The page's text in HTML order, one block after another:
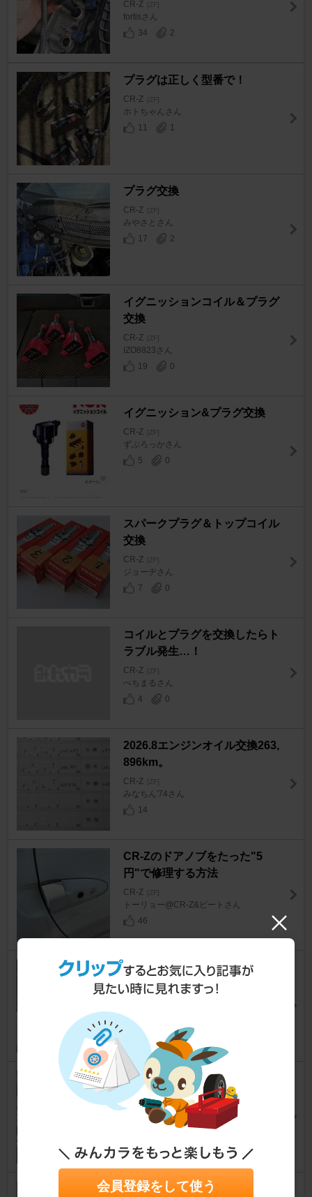
CR-Z [ZF]
fortisさん
34
2
プラグは正しく型番で！
CR-Z [ZF]
ホトちゃんさん
11
1
プラグ交換
CR-Z [ZF]
みやさとさん
17
2
イグニッションコイル＆プラグ
交換
CR-Z [ZF]
IZO8823さん
19
0
イグニッション&プラグ交換
CR-Z [ZF]
ずぶろっかさん
5
0
スパークプラグ＆トップコイル
交換
CR-Z [ZF]
ジョーヂさん
7
0
コイルとプラグを交換したらト
ラブル発生…！
CR-Z [ZF]
ぺちまるさん
4
0
2026.8エンジンオイル交換263,
896km。
CR-Z [ZF]
みなちん'74さん
14
CR-Zのドアノブをたった"5
円"で修理する方法
CR-Z [ZF]
トーリョー@CR-Z&ビートさん
46
助手席ドア水切り交換
CR-Z [ZF]
2026.8RE004をホイールから外
す。
[ZF]
みなちん'74さん
不明 延長バックル
会員登録をして使う